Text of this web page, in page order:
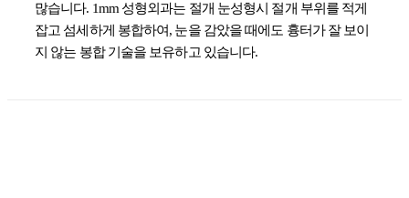
많습니다. 1mm 성형외과는 절개 눈성형시 절개 부위를 적게
잡고 섬세하게 봉합하여, 눈을 감았을 때에도 흉터가 잘 보이
지 않는 봉합 기술을 보유하고 있습니다.